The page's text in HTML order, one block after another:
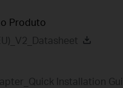
Produto
Installation